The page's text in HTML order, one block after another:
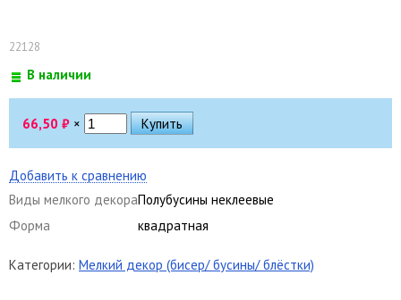
22128
В наличии
66,50 ₽ ×
Добавить к сравнению
Виды мелкого декораПолубусины неклеевые
Форма
квадратная
Категории: Мелкий декор (бисер/ бусины/ блёстки)